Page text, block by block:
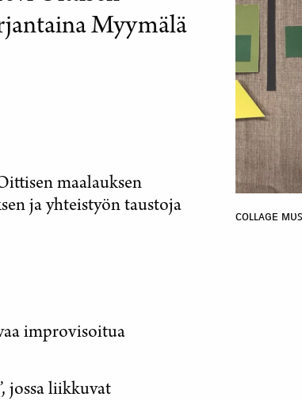
Myymälä
maalauksen
ja yhteistyön taustoja
improvisoitua
jossa liikkuvat
ᴄᴏʟʟᴀɢᴇ